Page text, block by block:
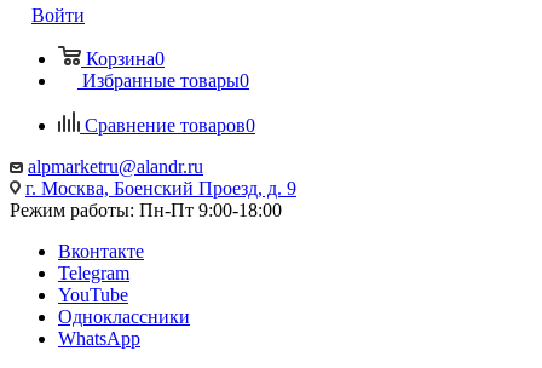
Войти
Корзина0
Избранные товары0
Сравнение товаров0
alpmarketru@alandr.ru
г. Москва, Боенский Проезд, д. 9
Режим работы: Пн-Пт 9:00-18:00
Вконтакте
Telegram
YouTube
Одноклассники
WhatsApp